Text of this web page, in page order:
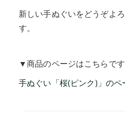
新しい手ぬぐいをどうぞよ
す。
▼商品のページはこちらで
手ぬぐい「桜(ピンク)」のペ